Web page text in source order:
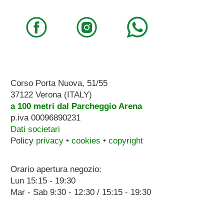
Corso Porta Nuova, 51/55
37122 Verona (ITALY)
a 100 metri dal Parcheggio Arena
p.iva 00096890231
Dati societari
Policy privacy• cookies • copyright
Orario apertura negozio:
Lun 15:15 - 19:30
Mar - Sab 9:30 - 12:30 / 15:15 - 19:30